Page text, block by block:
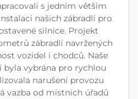
s jedním větším
našich zábradlí pro
silnice. Projekt
zábradlí navržených
vozidel i chodců. Naše
byla vybrána pro rychlou
narušení provozu
vazba od místních úřadů